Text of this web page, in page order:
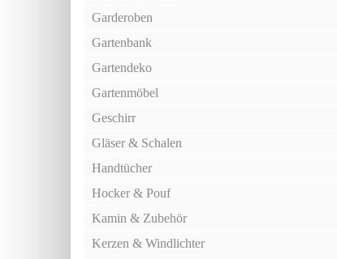
Garderoben
Gartenbank
Gartendeko
Gartenmöbel
Geschirr
Gläser & Schalen
Handtücher
Hocker & Pouf
Kamin & Zubehör
Kerzen & Windlichter